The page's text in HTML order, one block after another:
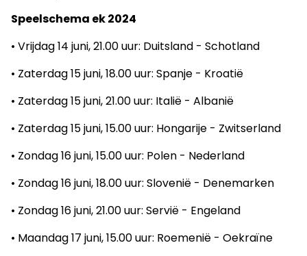
Speelschema ek 2024
• Vrijdag 14 juni, 21.00 uur: Duitsland - Schotland
• Zaterdag 15 juni, 18.00 uur: Spanje - Kroatië
• Zaterdag 15 juni, 21.00 uur: Italië - Albanië
• Zaterdag 15 juni, 15.00 uur: Hongarije - Zwitserland
• Zondag 16 juni, 15.00 uur: Polen - Nederland
• Zondag 16 juni, 18.00 uur: Slovenië - Denemarken
• Zondag 16 juni, 21.00 uur: Servië - Engeland
• Maandag 17 juni, 15.00 uur: Roemenië - Oekraïne